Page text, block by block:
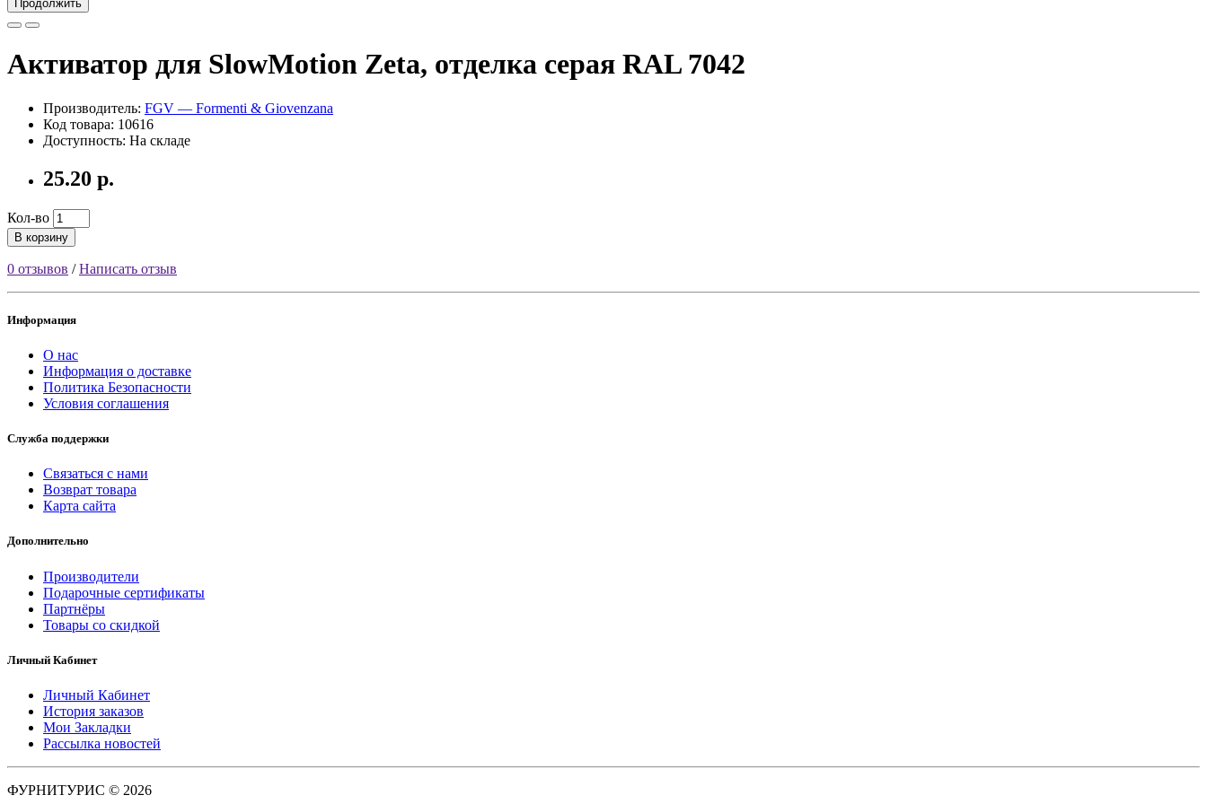
Продолжить
Активатор для SlowMotion Zeta, отделка серая RAL 7042
Производитель: FGV — Formenti & Giovenzana
Код товара: 10616
Доступность: На складе
25.20 р.
Кол-во
В корзину
0 отзывов /Написать отзыв
Информация
О нас
Информация о доставке
Политика Безопасности
Условия соглашения
Служба поддержки
Связаться с нами
Возврат товара
Карта сайта
Дополнительно
Производители
Подарочные сертификаты
Партнёры
Товары со скидкой
Личный Кабинет
Личный Кабинет
История заказов
Мои Закладки
Рассылка новостей
ФУРНИТУРИС © 2026